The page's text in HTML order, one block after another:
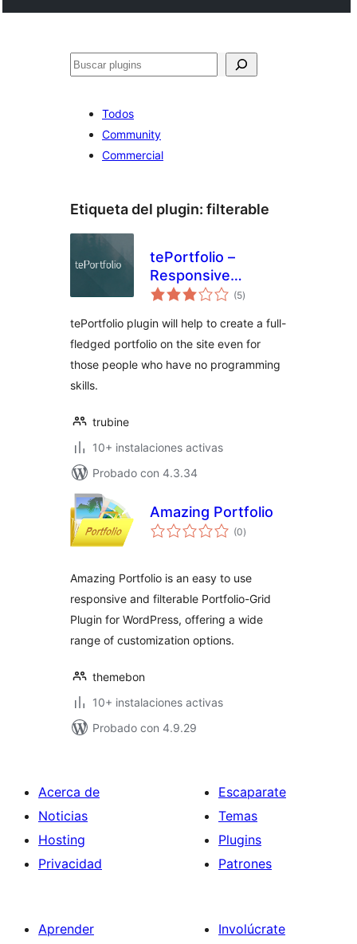
Buscar
Todos
Community
Commercial
Etiqueta del plugin: filterable
tePortfolio –
Responsive
Portfolio and(5total
de
)
tePortfolio plugin will help to create a full-
fledged portfolio on the site even for
those people who have no programming
skills.
trubine
10+ instalaciones activas
Probado con 4.3.34
Amazing Portfolio
(0total
de
)
Amazing Portfolio is an easy to use
responsive and filterable Portfolio-Grid
Plugin for WordPress, offering a wide
range of customization options.
themebon
10+ instalaciones activas
Probado con 4.9.29
Acerca de
Noticias
Hosting
Privacidad
Escaparate
Temas
Plugins
Patrones
Aprender
Involúcrate